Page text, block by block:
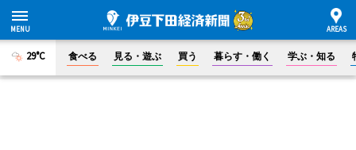
29°C 食べる 見る・遊ぶ 買う 暮らす・働く 学ぶ・知る